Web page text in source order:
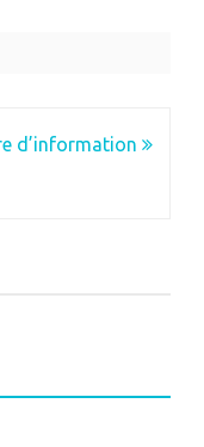
d’information